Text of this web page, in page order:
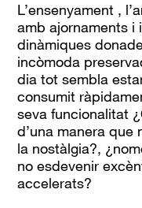
L’ensenyament ,
amb ajornaments i
dinàmiques
incòmoda
dia tot sembla
consumit
seva funcionalitat
d’una manera que
la nostàlgia?,
no esdevenir
accelerats?